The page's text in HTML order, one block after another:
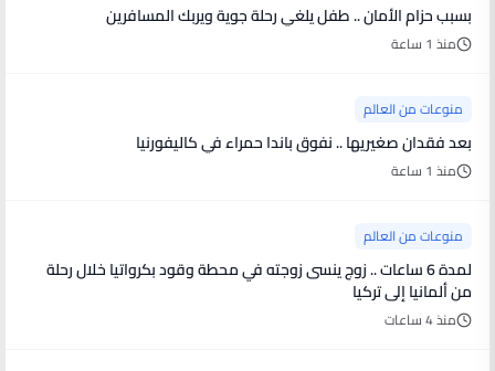
بسبب حزام الأمان .. طفل يلغي رحلة جوية ويربك المسافرين
منذ 1 ساعة
منوعات من العالم
بعد فقدان صغيريها .. نفوق باندا حمراء في كاليفورنيا
منذ 1 ساعة
منوعات من العالم
لمدة 6 ساعات .. زوج ينسى زوجته في محطة وقود بكرواتيا خلال رحلة
من ألمانيا إلى تركيا
منذ 4 ساعات